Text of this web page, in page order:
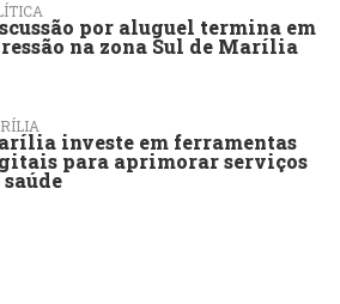
por aluguel termina em
na zona Sul de Marília
investe em ferramentas
para aprimorar serviços
saúde